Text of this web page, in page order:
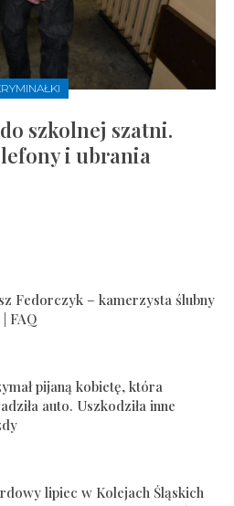
szkolnej szatni.
i ubrania
Fedorczyk – kamerzysta ślubny
FAQ
pijaną kobietę, która
auto. Uszkodziła inne
lipiec w Kolejach Śląskich